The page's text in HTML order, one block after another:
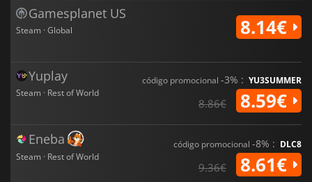
Gamesplanet US
Steam · Global 8.14€
Yuplay
Steam · Rest of World
código promocional -3% : YU3SUMMER
8.86€ 8.59€
Eneba
Steam · Rest of World
código promocional -8% : DLC8
9.36€ 8.61€